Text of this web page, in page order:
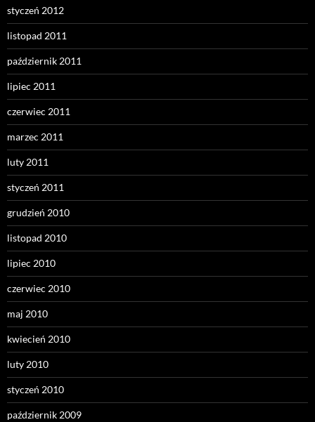
styczeń 2012
listopad 2011
październik 2011
lipiec 2011
czerwiec 2011
marzec 2011
luty 2011
styczeń 2011
grudzień 2010
listopad 2010
lipiec 2010
czerwiec 2010
maj 2010
kwiecień 2010
luty 2010
styczeń 2010
październik 2009